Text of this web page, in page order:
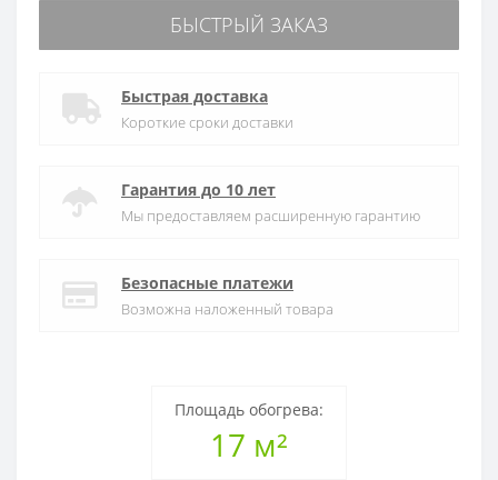
Площадь обогрева:
17 м²
БЫСТРЫЙ ЗАКАЗ
Быстрая доставка
Короткие сроки доставки
Гарантия до 10 лет
Мы предоставляем расширенную гарантию
Безопасные платежи
Возможна наложенный товара